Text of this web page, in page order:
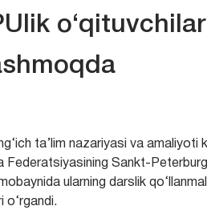
ta’lim nazariyasi va
Federatsiyasining Sankt-
ularning darslik
o‘rgandi.